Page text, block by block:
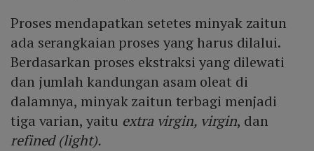
Proses mendapatkan setetes minyak zaitun
ada serangkaian proses yang harus dilalui.
Berdasarkan proses ekstraksi yang dilewati
dan jumlah kandungan asam oleat di
dalamnya, minyak zaitun terbagi menjadi
tiga varian, yaitu extra virgin, virgin, dan
refined (light).